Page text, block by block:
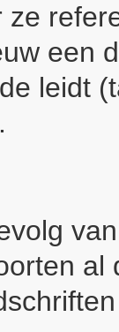
een
leidt
al